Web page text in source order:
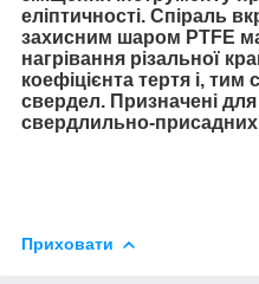
еліптичності. Спіраль
захисним шаром PTFE
нагрівання різальної
коефіцієнта тертя і,
свердел. Призначені
свердлильно-присадних
Приховати